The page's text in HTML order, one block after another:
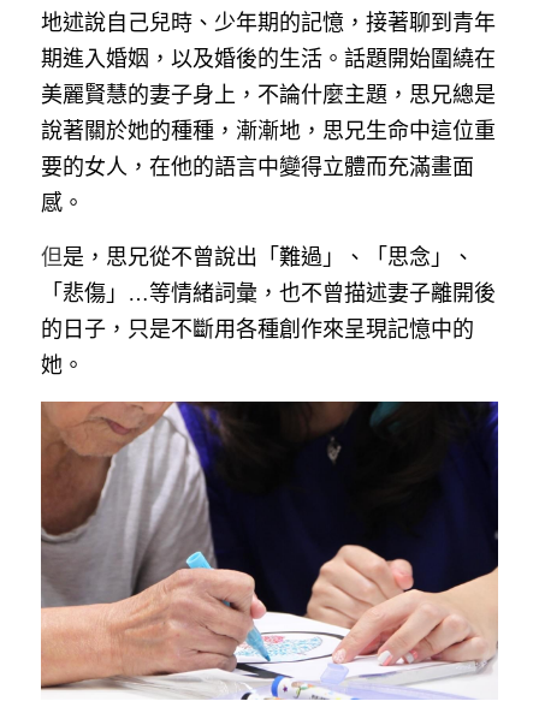
地述說自己兒時、少年期的記憶，接著聊到青年
期進入婚姻，以及婚後的生活。話題開始圍繞在
美麗賢慧的妻子身上，不論什麼主題，思兄總是
說著關於她的種種，漸漸地，思兄生命中這位重
要的女人，在他的語言中變得立體而充滿畫面
感。
但是，思兄從不曾說出「難過」、「思念」、
「悲傷」…等情緒詞彙，也不曾描述妻子離開後
的日子，只是不斷用各種創作來呈現記憶中的
她。